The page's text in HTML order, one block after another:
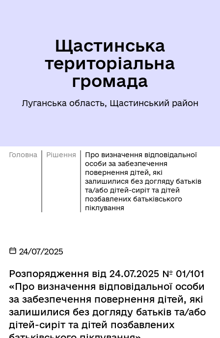
Щастинська
територіальна
громада
Луганська область, Щастинський район
Головна Рішення
Про визначення відповідальної
особи за забезпечення
повернення дітей, які
залишилися без догляду батьків
та/або дітей-сиріт та дітей
позбавлених батьківського
піклування
24/07/2025
Розпорядження від 24.07.2025 № 01/101
«Про визначення відповідальної особи
за забезпечення повернення дітей, які
залишилися без догляду батьків та/або
дітей-сиріт та дітей позбавлених